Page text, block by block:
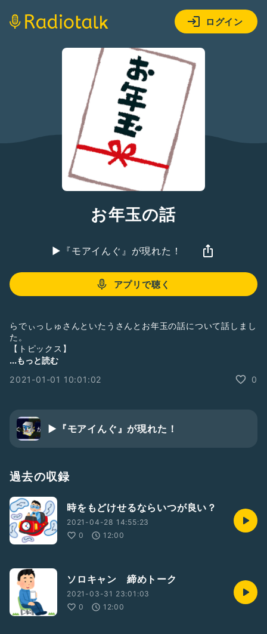
ログイン
お年玉の話
▶︎『モアイんぐ』が現れた！
アプリで聴く
らでぃっしゅさんといたうさんとお年玉の話について話しまし
た。
【トピックス】
・イタウ君の発案。
#お年玉
...もっと読む
2021-01-01 10:01:02
0
▶︎『モアイんぐ』が現れた！
過去の収録
時をもどけせるならいつが良い？
2021-04-28 14:55:23
0
12:00
ソロキャン 締めトーク
2021-03-31 23:01:03
0
12:00